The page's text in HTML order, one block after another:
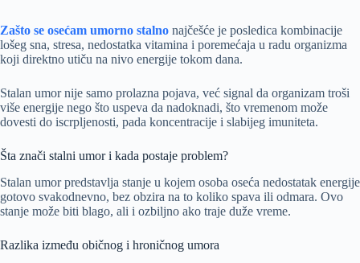
Zašto se osećam umorno stalno najčešće je posledica kombinacije
lošeg sna, stresa, nedostatka vitamina i poremećaja u radu organizma
koji direktno utiču na nivo energije tokom dana.
Stalan umor nije samo prolazna pojava, već signal da organizam troši
više energije nego što uspeva da nadoknadi, što vremenom može
dovesti do iscrpljenosti, pada koncentracije i slabijeg imuniteta.
Šta znači stalni umor i kada postaje problem?
Stalan umor predstavlja stanje u kojem osoba oseća nedostatak energije
gotovo svakodnevno, bez obzira na to koliko spava ili odmara. Ovo
stanje može biti blago, ali i ozbiljno ako traje duže vreme.
Razlika između običnog i hroničnog umora